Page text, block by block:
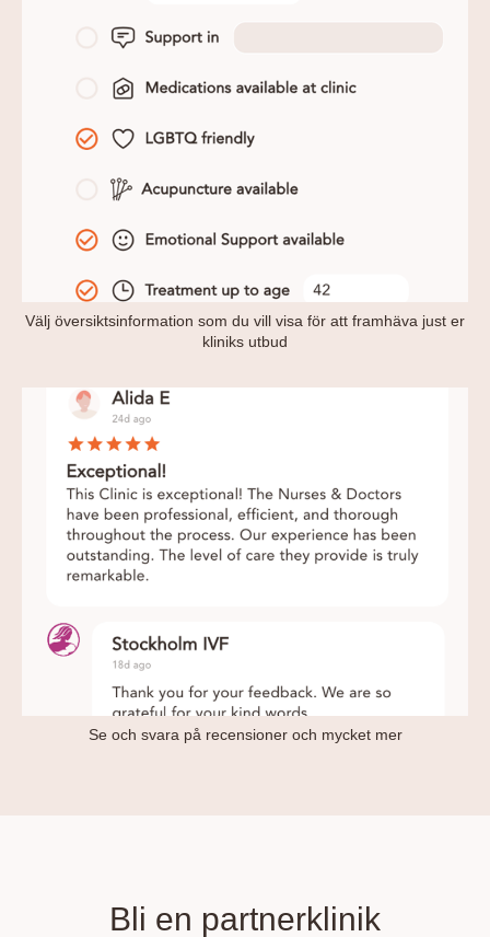
Välj översiktsinformation som du vill visa för att framhäva just er
kliniks utbud
Se och svara på recensioner och mycket mer
Bli en partnerklinik